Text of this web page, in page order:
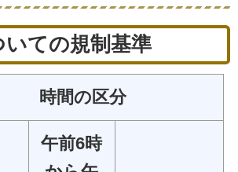
いての規制基準
時間の区分
午前6時